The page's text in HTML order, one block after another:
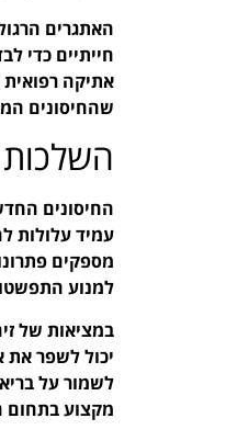
האתגרים
חייתיים כדי
אתיקה
שהחיסונים
מספקים
למנוע
יכול לשפר את
לשמור על
מקצוע בתחום